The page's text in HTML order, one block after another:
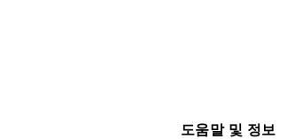
도움말 및 정보